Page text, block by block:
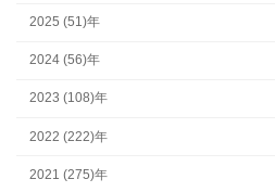
2025 (51)年
2024 (56)年
2023 (108)年
2022 (222)年
2021 (275)年